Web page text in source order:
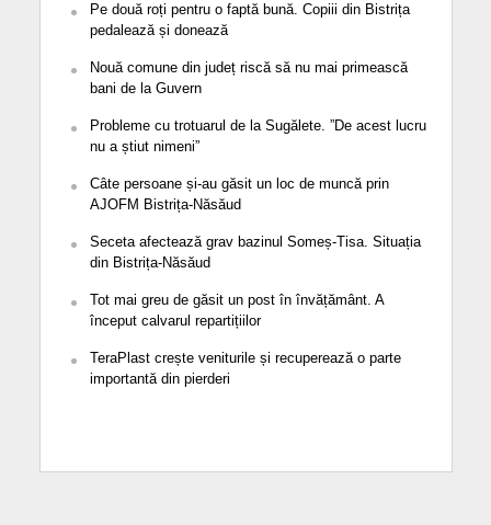
Pe două roți pentru o faptă bună. Copiii din Bistrița
pedalează și donează
Nouă comune din județ riscă să nu mai primească
bani de la Guvern
Probleme cu trotuarul de la Sugălete. ”De acest lucru
nu a știut nimeni”
Câte persoane și-au găsit un loc de muncă prin
AJOFM Bistrița-Năsăud
Seceta afectează grav bazinul Someș-Tisa. Situația
din Bistrița-Năsăud
Tot mai greu de găsit un post în învățământ. A
început calvarul repartițiilor
TeraPlast crește veniturile și recuperează o parte
importantă din pierderi